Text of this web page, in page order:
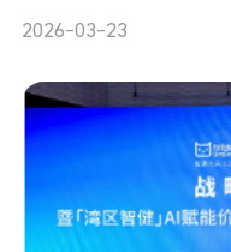
2026-03-23